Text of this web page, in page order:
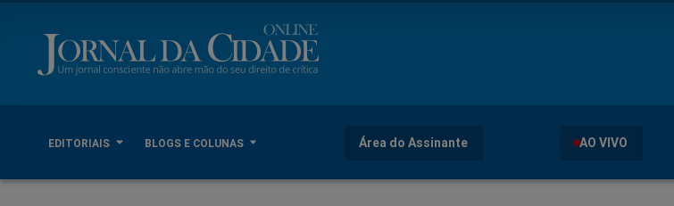
EDITORIAIS BLOGS E COLUNAS Área do Assinante AO VIVO